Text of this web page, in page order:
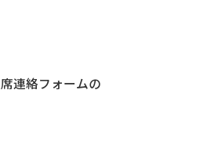
連絡フォームの